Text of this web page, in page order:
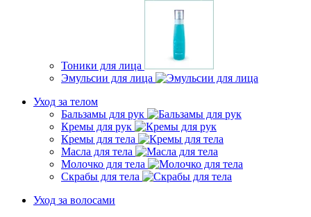
Тоники для лица
Эмульсии для лица
Уход за телом
Бальзамы для рук
Кремы для рук
Кремы для тела
Масла для тела
Молочко для тела
Скрабы для тела
Уход за волосами